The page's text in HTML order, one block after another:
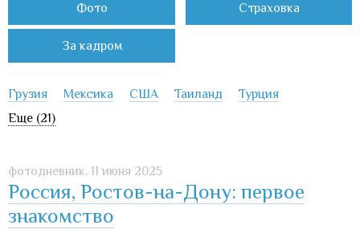
Фото Страховка
За кадром
Грузия Мексика США Таиланд
Турция
Еще (21)
фотодневник, 11 июня 2025
Россия, Ростов-на-Дону: первое
знакомство